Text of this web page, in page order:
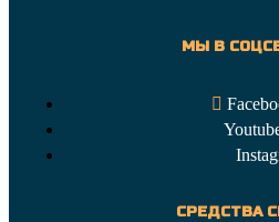
МЫ В
СРЕДСТВА